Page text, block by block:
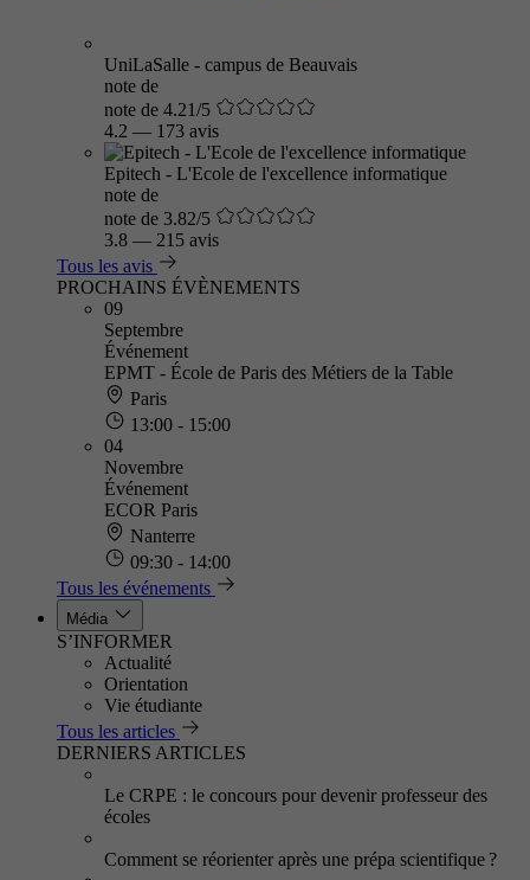
UniLaSalle - campus de Beauvais
note de
note de 4.21/5
4.2 — 173 avis
Epitech - L'Ecole de l'excellence informatique
note de
note de 3.82/5
3.8 — 215 avis
Tous les avis
PROCHAINS ÉVÈNEMENTS
09
Septembre
Événement
EPMT - École de Paris des Métiers de la Table
Paris
13:00 - 15:00
04
Novembre
Événement
ECOR Paris
Nanterre
09:30 - 14:00
Tous les événements
Média
S’INFORMER
Actualité
Orientation
Vie étudiante
Tous les articles
DERNIERS ARTICLES
Le CRPE : le concours pour devenir professeur des
écoles
Comment se réorienter après une prépa scientifique ?